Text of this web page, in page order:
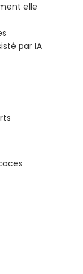
elle
par IA